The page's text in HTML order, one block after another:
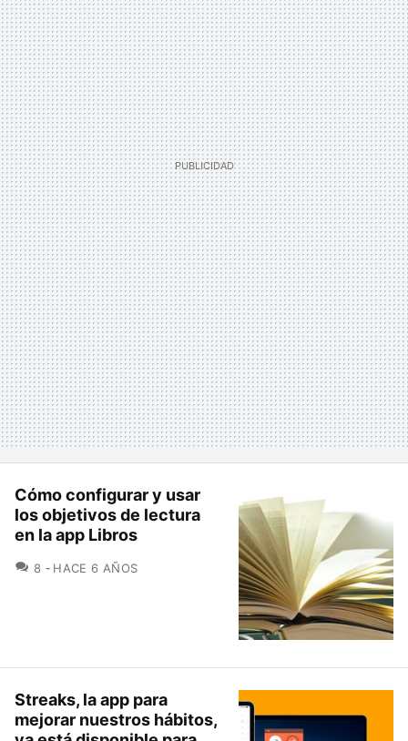
Cómo configurar y usar
los objetivos de lectura
en la app Libros
8 COMENTARIOS
HACE 6 AÑOS
Streaks, la app para
mejorar nuestros hábitos,